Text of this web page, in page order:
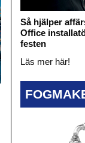
Så hjälper
Office
festen
Läs mer här!